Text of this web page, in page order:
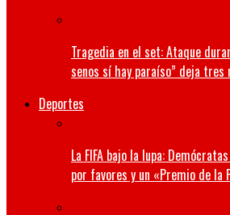
Tragedia en el set: Ataque
senos sí hay paraíso” deja tres
Deportes
La FIFA bajo la lupa:
por favores y un «Premio de la